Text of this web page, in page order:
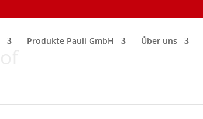
Produkte Pauli GmbH Über uns